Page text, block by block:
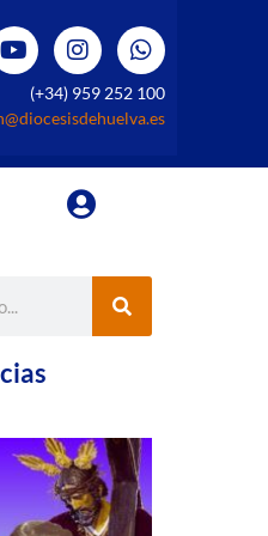
(+34) 959 252 100